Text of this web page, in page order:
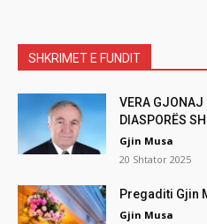
SHKRIMET E FUNDIT
VERA GJONAJ
DIASPORËS
Gjin Musa
20 Shtator 2025
Pregaditi Gjin
Gjin Musa